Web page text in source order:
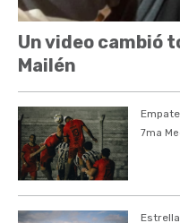
Un video cambió
Mailén
7ma